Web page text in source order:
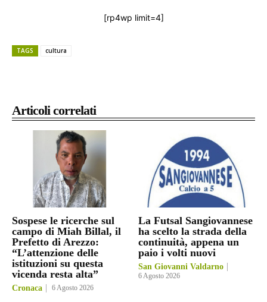
Articoli correlati
Sospese le ricerche sul
campo di Miah Billal, il
Prefetto di Arezzo:
“L’attenzione delle
istituzioni su questa
vicenda resta alta”
Cronaca 6 Agosto 2026
La Futsal Sangiovannese
ha scelto la strada della
continuità, appena un
paio i volti nuovi
San Giovanni Valdarno
6 Agosto 2026
[rp4wp limit=4]
TAGS cultura